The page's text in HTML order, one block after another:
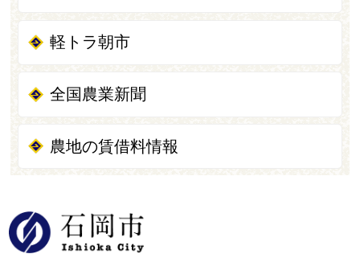
軽トラ朝市
全国農業新聞
農地の賃借料情報